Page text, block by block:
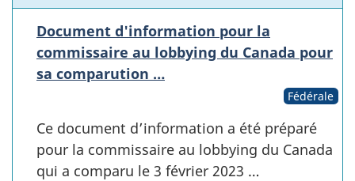
Document d'information pour la
commissaire au lobbying du Canada pour
sa comparution …
Fédérale
Ce document d’information a été préparé
pour la commissaire au lobbying du Canada
qui a comparu le 3 février 2023 …